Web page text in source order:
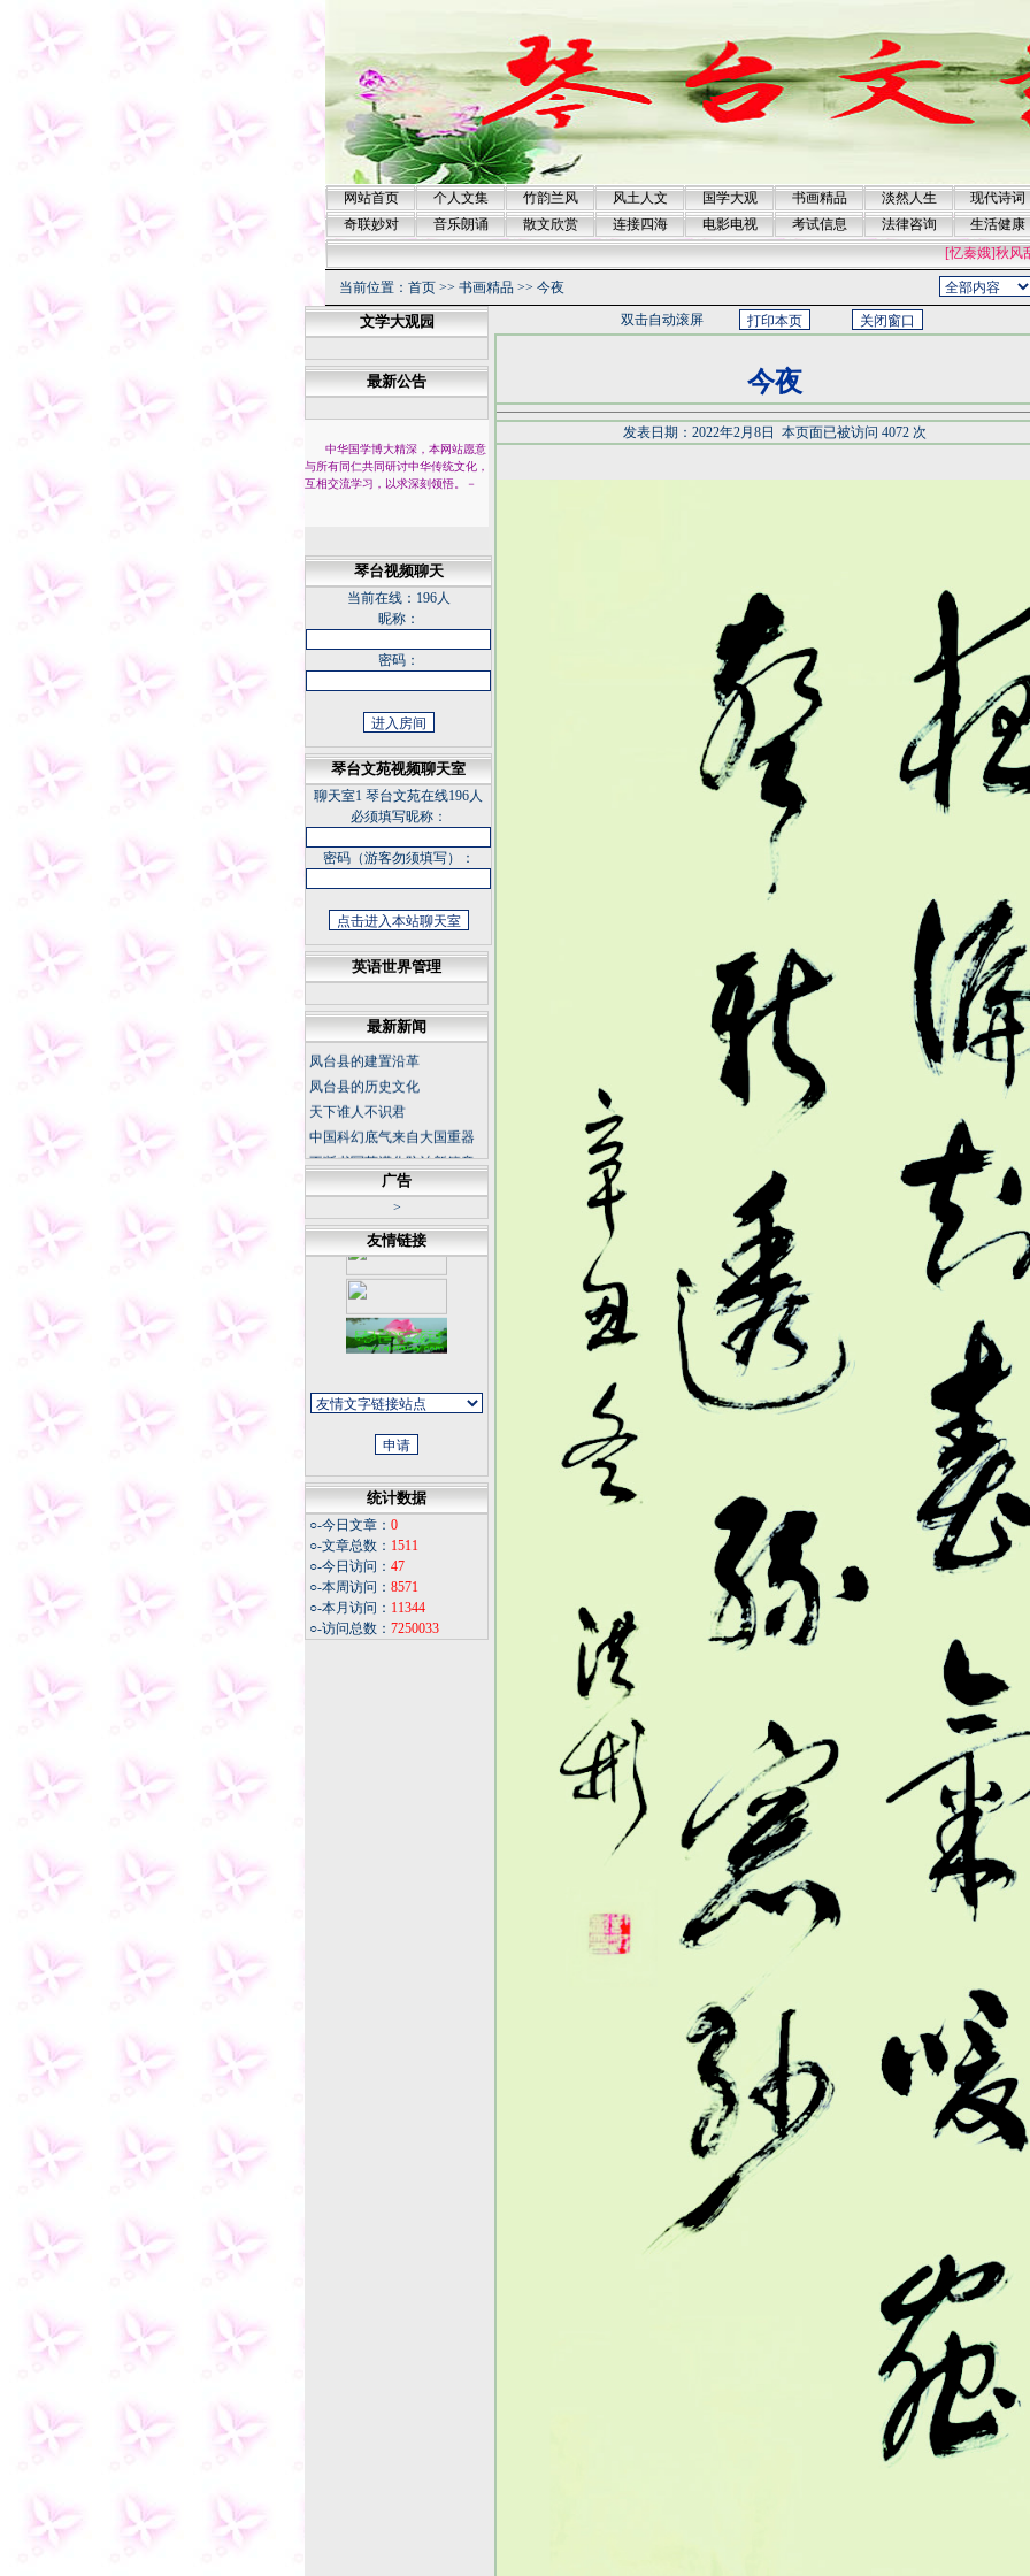
网站首页 个人文集 竹韵兰风 风土人文 国学大观 书画精品 淡然人生
现代诗词
奇联妙对
音乐朗诵 散文欣赏 连接四海 电影电视 考试信息 法律咨询
生活健康
[忆秦娥]秋风乱
当前位置： 首页 >> 书画精品 >> 今夜
文学大观园
最新公告
中华国学博大精深，本网站愿意
与所有同仁共同研讨中华传统文化，
互相交流学习，以求深刻领悟。
－
琴台视频聊天
当前在线： 196人
昵称：
密码：
琴台文苑视频聊天室
聊天室1 琴台文苑在线196人
必须填写昵称：
密码（游客勿须填写）：
英语世界管理
最新新闻
坚持正确的思想理念 传承中
华民族灵魂
冬日天寒，我从不怀疑春天
同学老照片
福寿康宁
微信记录怎样才能成为证据
广告
>
友情链接
统计数据
○-今日文章： 0
○-文章总数： 1511
○-今日访问： 47
○-本周访问： 8571
○-本月访问： 11344
○-访问总数： 7250033
双击自动滚屏
今夜
发表日期：2022年2月8日 本页面已被访问 4072 次